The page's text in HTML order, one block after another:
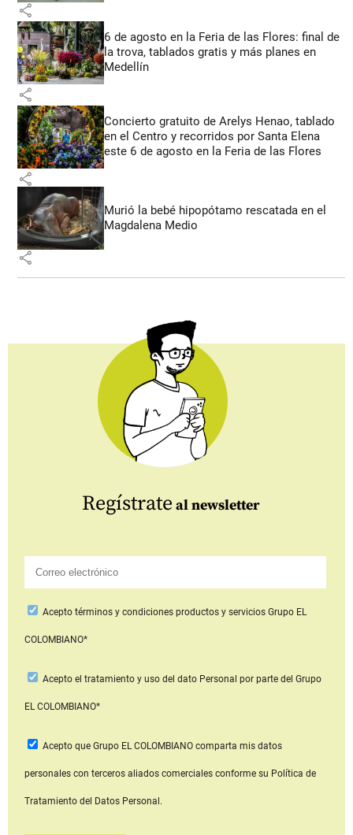
share
6 de agosto en la Feria de las Flores: final de
la trova, tablados gratis y más planes en
Medellín
share
Concierto gratuito de Arelys Henao, tablado
en el Centro y recorridos por Santa Elena
este 6 de agosto en la Feria de las Flores
share
Murió la bebé hipopótamo rescatada en el
Magdalena Medio
share
Regístrate al newsletter
Aceptotérminos y condiciones productos y serviciosGrupo EL
COLOMBIANO*
Acepto el tratamiento y uso del dato Personal por parte del Grupo
EL COLOMBIANO*
Acepto que Grupo EL COLOMBIANOcomparta mis datos
personales con terceros aliados comerciales conforme su Política de
Tratamiento del Datos Personal.